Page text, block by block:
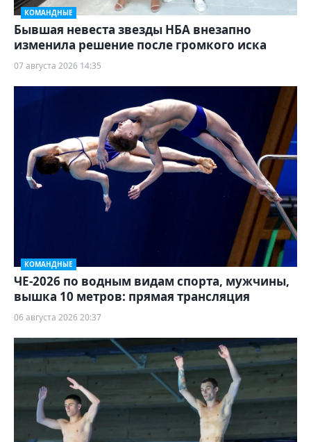
КОМАНДНЫЕ
Бывшая невеста звезды НБА внезапно
изменила решение после громкого иска
07 августа 2026 14:35
КОМАНДНЫЕ
ЧЕ-2026 по водным видам спорта, мужчины,
вышка 10 метров: прямая трансляция
06 августа 2026 20:37